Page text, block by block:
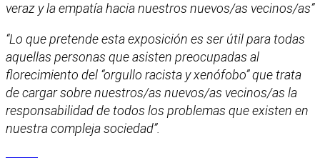
veraz y la empatía hacia nuestros nuevos/as vecinos/as”
“Lo que pretende esta exposición es ser útil para todas
aquellas personas que asisten preocupadas al
florecimiento del “orgullo racista y xenófobo” que trata
de cargar sobre nuestros/as nuevos/as vecinos/as la
responsabilidad de todos los problemas que existen en
nuestra compleja sociedad”.